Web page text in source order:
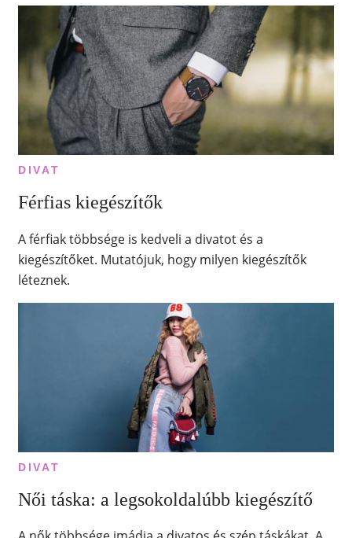
DIVAT
Férfias kiegészítők
A férfiak többsége is kedveli a divatot és a
kiegészítőket. Mutatójuk, hogy milyen kiegészítők
léteznek.
DIVAT
Női táska: a legsokoldalúbb kiegészítő